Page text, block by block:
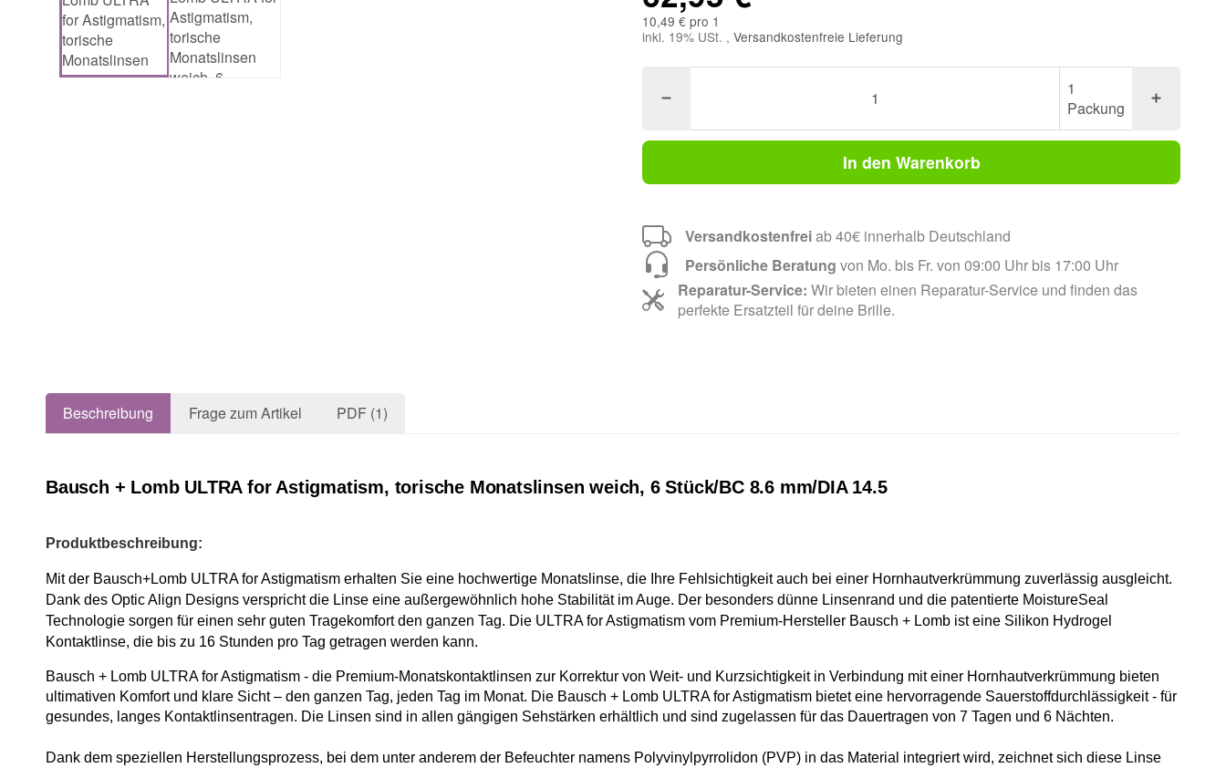
10,49 € pro 1
inkl. 19% USt. , Versandkostenfreie Lieferung
1
Packung
In den Warenkorb
Versandkostenfreiab 40€ innerhalb Deutschland
Persönliche Beratung von Mo. bis Fr. von 09:00 Uhr bis 17:00 Uhr
Reparatur-Service: Wir bieten einen Reparatur-Service und finden das
perfekte Ersatzteil für deine Brille.
Beschreibung Frage zum Artikel PDF (1)
Bausch + Lomb ULTRA for Astigmatism, torische Monatslinsen weich, 6 Stück/BC 8.6 mm/DIA 14.5
Produktbeschreibung:
Mit der Bausch+Lomb ULTRA for Astigmatism erhalten Sie eine hochwertige Monatslinse, die Ihre Fehlsichtigkeit auch bei einer Hornhautverkrümmung zuverlässig ausgleicht.
Dank des Optic Align Designs verspricht die Linse eine außergewöhnlich hohe Stabilität im Auge. Der besonders dünne Linsenrand und die patentierte MoistureSeal
Technologie sorgen für einen sehr guten Tragekomfort den ganzen Tag. Die ULTRA for Astigmatism vom Premium-Hersteller Bausch + Lomb ist eine Silikon Hydrogel
Kontaktlinse, die bis zu 16 Stunden pro Tag getragen werden kann.
Bausch + Lomb ULTRA for Astigmatism - die Premium-Monatskontaktlinsen zur Korrektur von Weit- und Kurzsichtigkeit in Verbindung mit einer Hornhautverkrümmung bieten
ultimativen Komfort und klare Sicht – den ganzen Tag, jeden Tag im Monat. Die Bausch + Lomb ULTRA for Astigmatism bietet eine hervorragende Sauerstoffdurchlässigkeit - für
gesundes, langes Kontaktlinsentragen. Die Linsen sind in allen gängigen Sehstärken erhältlich und sind zugelassen für das Dauertragen von 7 Tagen und 6 Nächten.
Dank dem speziellen Herstellungsprozess, bei dem unter anderem der Befeuchter namens Polyvinylpyrrolidon (PVP) in das Material integriert wird, zeichnet sich diese Linse